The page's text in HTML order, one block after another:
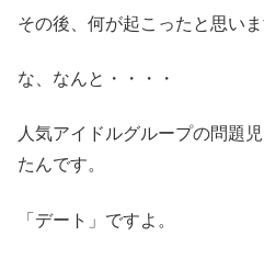
その後、何が起こったと思い
な、なんと・・・・
人気アイドルグループの問題
たんです。
「デート」ですよ。